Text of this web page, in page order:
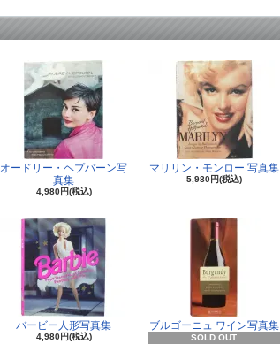
オードリー・ヘプバーン写
真集
4,980円(税込)
マリリン・モンロー 写真集
5,980円(税込)
バービー人形写真集
4,980円(税込)
ブルゴーニュ ワイン写真集
SOLD OUT